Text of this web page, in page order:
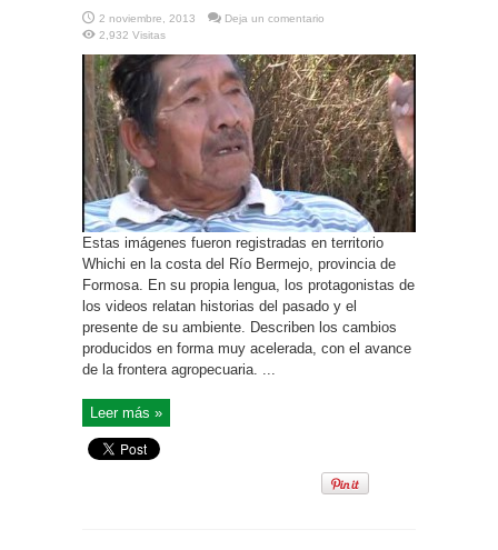
2 noviembre, 2013
Deja un comentario
2,932 Visitas
Estas imágenes fueron registradas en territorio
Whichi en la costa del Río Bermejo, provincia de
Formosa. En su propia lengua, los protagonistas de
los videos relatan historias del pasado y el
presente de su ambiente. Describen los cambios
producidos en forma muy acelerada, con el avance
de la frontera agropecuaria. ...
Leer más »